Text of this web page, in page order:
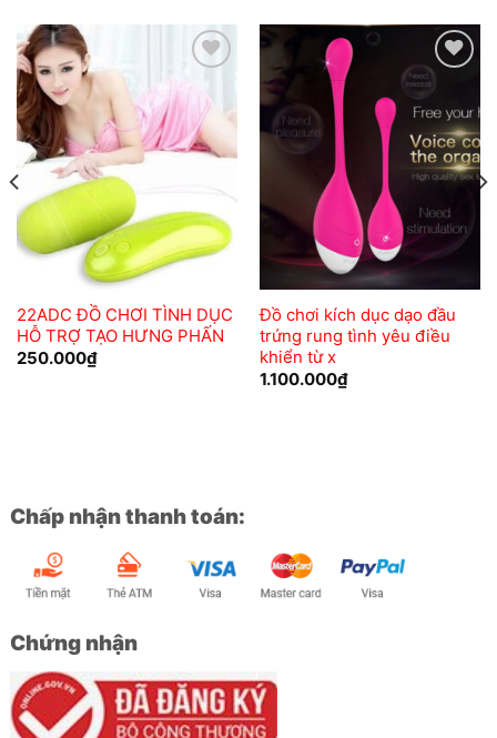
Add to
wishlist
22ADC ĐỒ CHƠI TÌNH DỤC
HỖ TRỢ TẠO HƯNG PHẤN
250.000₫
Add to
wishlist
Đồ chơi kích dục dạo đầu
trứng rung tình yêu điều
khiển từ x
1.100.000₫
Chấp nhận thanh toán:
Chứng nhận